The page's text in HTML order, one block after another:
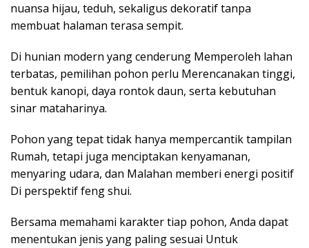
nuansa hijau, teduh, sekaligus dekoratif tanpa
membuat halaman terasa sempit.
Di hunian modern yang cenderung Memperoleh lahan
terbatas, pemilihan pohon perlu Merencanakan tinggi,
bentuk kanopi, daya rontok daun, serta kebutuhan
sinar mataharinya.
Pohon yang tepat tidak hanya mempercantik tampilan
Rumah, tetapi juga menciptakan kenyamanan,
menyaring udara, dan Malahan memberi energi positif
Di perspektif feng shui.
Bersama memahami karakter tiap pohon, Anda dapat
menentukan jenis yang paling sesuai Untuk